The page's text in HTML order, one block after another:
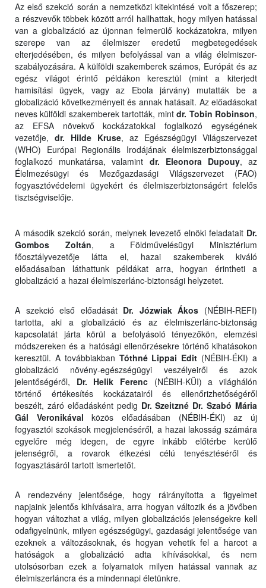
Az első szekció során a nemzetközi kitekintésé volt a főszerep;
a részvevők többek között arról hallhattak, hogy milyen hatással
van a globalizáció az újonnan felmerülő kockázatokra, milyen
szerepe van az élelmiszer eredetű megbetegedések
elterjedésében, és milyen befolyással van a világ élelmiszer-
szabályozására. A külföldi szakemberek számos, Európát és az
egész világot érintő példákon keresztül (mint a kiterjedt
hamisítási ügyek, vagy az Ebola járvány) mutatták be a
globalizáció következményeit és annak hatásait. Az előadásokat
neves külföldi szakemberek tartották, mintdr. Tobin Robinson,
az EFSA növekvő kockázatokkal foglalkozó egységének
vezetője, dr. Hilde Kruse, az Egészségügyi Világszervezet
(WHO) Európai Regionális Irodájának élelmiszerbiztonsággal
foglalkozó munkatársa, valamint dr. Eleonora Dupouy, az
Élelmezésügyi és Mezőgazdasági Világszervezet (FAO)
fogyasztóvédelemi ügyekért és élelmiszerbiztonságért felelős
tisztségviselője.
A második szekció során, melynek levezető elnöki feladatait Dr.
Gombos Zoltán, a Földművelésügyi Minisztérium
főosztályvezetője látta el, hazai szakemberek kiváló
előadásaiban láthattunk példákat arra, hogyan érintheti a
globalizáció a hazai élelmiszerlánc-biztonsági helyzetet.
A szekció első előadását Dr. Józwiak Ákos (NÉBIH-REFI)
tartotta, aki a globalizáció és az élelmiszerlánc-biztonság
kapcsolatát járta körül a befolyásoló tényezőkön, elemzési
módszereken és a hatósági ellenőrzésekre történő kihatásokon
keresztül. A továbbiakban Tóthné Lippai Edit (NÉBIH-ÉKI) a
globalizáció növény-egészségügyi veszélyeiről és azok
jelentőségéről, Dr. Helik Ferenc (NÉBIH-KÜI) a világhálón
történő értékesítés kockázatairól és ellenőrizhetőségéről
beszélt, záró előadásként pedig Dr. Szeitzné Dr. Szabó Mária
Gál Veronikával közös előadásában (NÉBIH-ÉKI) az új
fogyasztói szokások megjelenéséről, a hazai lakosság számára
egyelőre még idegen, de egyre inkább előtérbe kerülő
jelenségről, a rovarok étkezési célú tenyésztéséről és
fogyasztásáról tartott ismertetőt.
A rendezvény jelentősége, hogy ráirányította a figyelmet
napjaink jelentős kihívásaira, arra hogyan változik és a jövőben
hogyan változhat a világ, milyen globalizációs jelenségekre kell
odafigyelnünk, milyen egészségügyi, gazdasági jelentősége van
ezeknek a változásoknak, és hogyan vehetik fel a harcot a
hatóságok a globalizáció adta kihívásokkal, és nem
utolsósorban ezek a folyamatok milyen hatással vannak az
élelmiszerláncra és a mindennapi életünkre.